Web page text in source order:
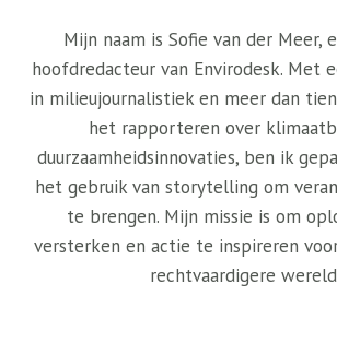
Mijn naam is Sofie van der Meer,
hoofdredacteur van Envirodesk. Met
in milieujournalistiek en meer dan
het rapporteren over
duurzaamheidsinnovaties, ben ik
het gebruik van storytelling om
te brengen. Mijn missie is om
versterken en actie te inspireren
rechtvaardigere